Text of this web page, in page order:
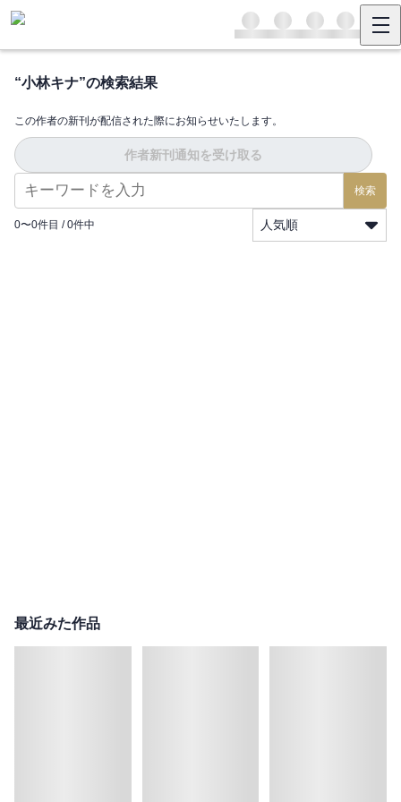
“小林キナ”の検索結果
この作者の新刊が配信された際にお知らせいたします。
作者新刊通知を受け取る
検索
0〜0件目 / 0件中 人気順
最近みた作品